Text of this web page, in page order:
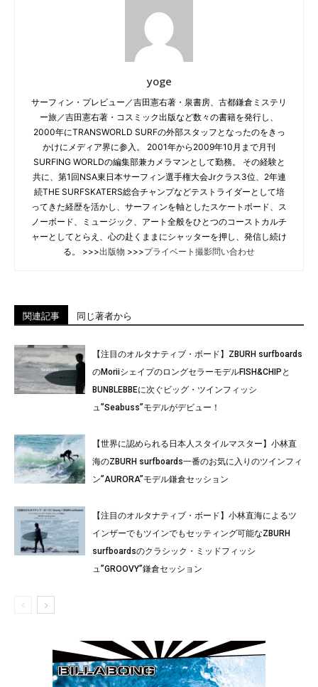
yoge
サーフィン・プレビュー／吉田憲右著・泉書房、古都鎌倉ミステリ
ー旅／吉田憲右著・コスミック出版など数々の書籍を発行し、
2000年にTRANSWORLD SURFの外部スタッフとなったのをきっ
かけにメディア界に参入。 2001年から2009年10月まで月刊
SURFING WORLDの編集部兼カメラマンとして勤務。 その経験と
共に、第1回NSA東日本サーフィン選手権大会Jrクラス3位、2年連
続THE SURFSKATERS総合チャンプなどテストライダーとして培
ってきた経歴を活かし、サーフィンを軸としたスケートボード、ス
ノーボード、ミュージック、アート全般をひとつのコーストカルチ
ャーとしてとらえ、心の赴くままにシャッターを押し、発信し続け
る。 >>>出版物 >>>プライベート撮影問い合わせ
関連記事 同じ著者から
【注目のオルタナティブ・ボード】ZBURH surfboards
のMoriiシェイプのロングセラーモデルFISH&CHIPと
BUNBLEBBEに次ぐビッグ・ツインフィッシ
ュ”Seabuss”モデルがデビュー！
【世界に認められる日本人スタイルマスター】小林直
海のZBURH surfboards一番のお気に入りのツインフィ
ン”AURORA”モデル鎌倉セッション
【注目のオルタナティブ・ボード】小林直海によるツ
インザーでもツインでもセッティング可能なZBURH
surfboardsのクラシック・ミッドフィッシ
ュ”GROOVY”鎌倉セッション